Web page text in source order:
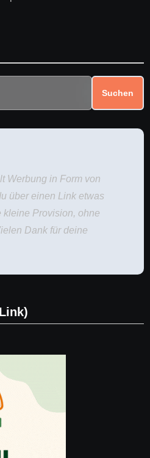
Suchen
Werbung in Form von
über einen Link etwas
kleine Provision, ohne
Dank für deine